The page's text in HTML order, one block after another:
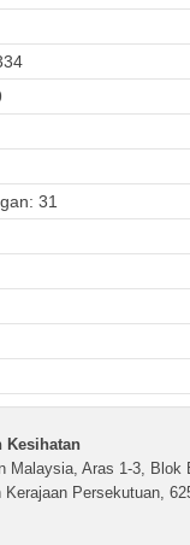
31
Kesihatan
Malaysia, Aras 1-3, Blok
Persekutuan,